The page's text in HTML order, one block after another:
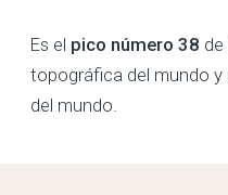
Es el pico número 38
topográfica del mundo y
del mundo.